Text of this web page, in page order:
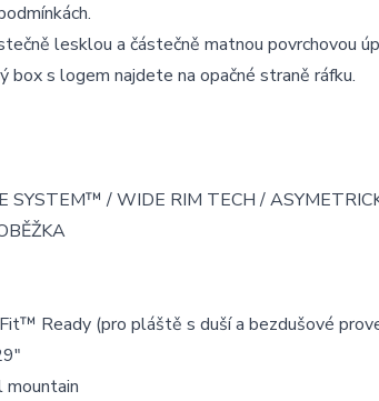
lesklou a částečně matnou povrchovou
box s logem najdete na opačné straně ráfku.
SYSTEM™ / WIDE RIM TECH /
Ready (pro pláště s duší a bezdušové